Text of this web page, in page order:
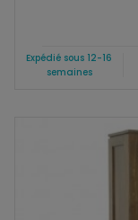
Expédié sous 12-16
semaines